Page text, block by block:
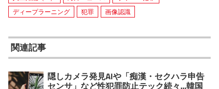
ディープラーニング
犯罪 画像認識
関連記事
隠しカメラ発見AIや「痴漢・セクハラ申告
センサ」など性犯罪防止テック続々...韓国